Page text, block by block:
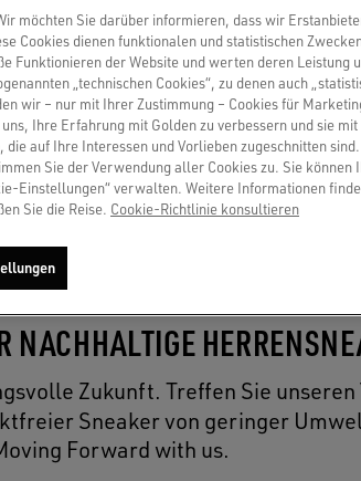
Yatay Model 1B mit weißem
Material und schwarzem Y
NACHHALTIGE
Zukunft. Treffen Sie unseren
Sneaker von geringer
Forward with us.
möchten Sie darüber informieren, dass wir
Cookies dienen funktionalen und statistischen
Funktionieren der Website und werten deren Leistung
„technischen Cookies“, zu denen auch
wir – nur mit Ihrer Zustimmung – Cookies für
Ihre Erfahrung mit Golden zu verbessern und sie
die auf Ihre Interessen und Vorlieben zugeschnitten
Sie der Verwendung aller Cookies zu. Sie können
Einstellungen“ verwalten. Weitere Informationen
Sie die Reise. Cookie-Richtlinie konsultieren